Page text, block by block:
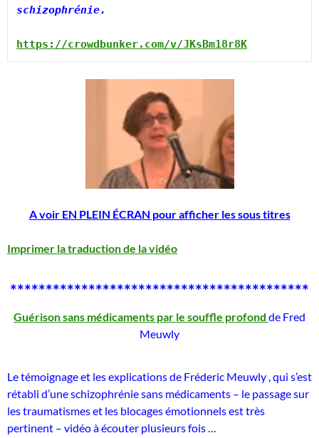
schizophrénie.
https://crowdbunker.com/v/JKsBm18r8K
A voir EN PLEIN ÉCRAN pour afficher les sous titres
Imprimer la traduction de la vidéo
******************************************
Guérison sans médicaments par le souffle profond de Fred
Meuwly
Le témoignage et les explications de Fréderic Meuwly , qui s’est
rétabli d’une schizophrénie sans médicaments – le passage sur
les traumatismes et les blocages émotionnels est très
pertinent – vidéo à écouter plusieurs fois …